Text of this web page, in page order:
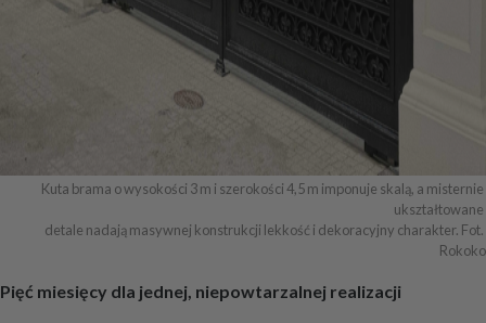
Kuta brama o wysokości 3 m i szerokości 4,5 m imponuje skalą, a misternie
ukształtowane
detale nadają masywnej konstrukcji lekkość i dekoracyjny charakter. Fot.
Rokoko
Pięć miesięcy dla jednej, niepowtarzalnej realizacji